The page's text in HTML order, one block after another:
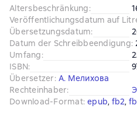
Altersbeschränkung:
Veröffentlichungsdatum auf
Übersetzungsdatum:
Datum der Schreibbeendigung:
Umfang:
ISBN:
Übersetzer: А. Мелихова
Rechteinhaber:
Download-Format: epub, fb2,